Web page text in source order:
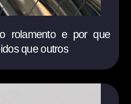
rolamento e por que
que outros